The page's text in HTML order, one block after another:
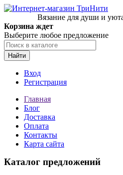
Вязание для души и
Корзина ждет
Выберите любое предложение
Найти
Вход
Регистрация
Главная
Блог
Доставка
Оплата
Контакты
Карта сайта
Каталог предложений